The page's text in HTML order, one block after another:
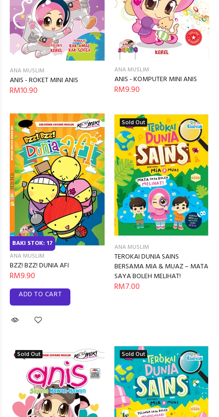
ANA MUSLIM
ANIS - ROKET MINI ANIS
RM10.90
ANA MUSLIM
ANIS - KOMPUTER MINI ANIS
RM9.90
BAKI STOK: 17
ANA MUSLIM
BZZ! BZZ! DUNIA AFI
RM9.90
ADD TO CART
Sold Out
ANA MUSLIM
TEROKAI DUNIA SAINS
BERSAMA MIA & MUAZ – MATA
SAYA BOLEH MELIHAT!
RM7.00
Sold Out Sold Out